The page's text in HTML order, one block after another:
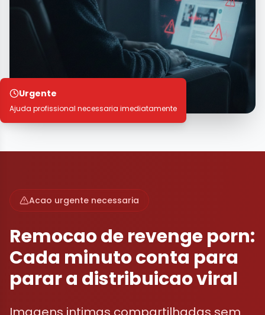
Urgente
Ajuda profissional necessaria imediatamente
Acao urgente necessaria
Remocao de revenge porn:
Cada minuto conta para
parar a distribuicao viral